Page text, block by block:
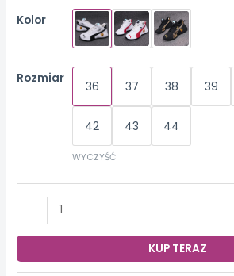
Kolor
Rozmiar
36 37 38 39
42 43 44
WYCZYŚĆ
Tenisówki
obu
KUP TERAZ